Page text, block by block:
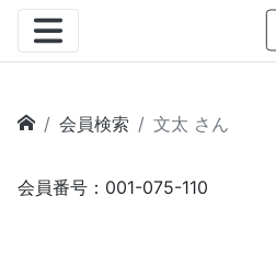
会員検索 文太 さん
会員番号：001-075-110